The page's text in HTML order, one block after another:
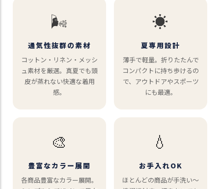
🌬️
通気性抜群の素材
コットン・リネン・メッシ
ュ素材を厳選。真夏でも頭
皮が蒸れない快適な着用
感。
☀️
夏専用設計
薄手で軽量。折りたたんで
コンパクトに持ち歩けるの
で、アウトドアやスポーツ
にも最適。
🎨
豊富なカラー展開
各商品豊富なカラー展開。
💧
お手入れOK
ほとんどの商品が手洗い〜